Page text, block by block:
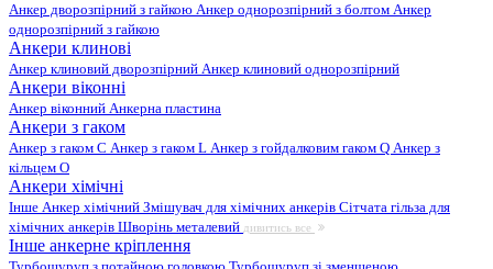
Анкер дворозпірний з гайкою Анкер однорозпірний з болтом Анкер
однорозпірний з гайкою
Анкери клинові
Анкер клиновий дворозпірний Анкер клиновий однорозпірний
Анкери віконні
Анкер віконний Анкерна пластина
Анкери з гаком
Анкер з гаком C Анкер з гаком L Анкер з гойдалковим гаком Q Анкер з
кільцем O
Анкери хімічні
Інше Анкер хімічний Змішувач для хімічних анкерів Сітчата гільза для
хімічних анкерів Шворінь металевий дивитись все
Інше анкерне кріплення